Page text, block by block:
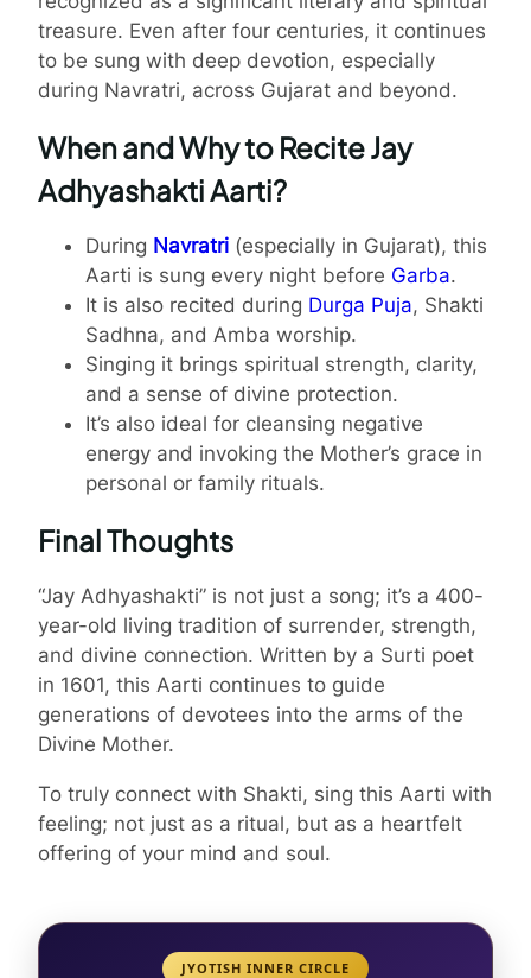
treasure. Even after four centuries, it continues
to be sung with deep devotion, especially
during Navratri, across Gujarat and beyond.
When and Why to Recite Jay
Adhyashakti Aarti?
During Navratri (especially in Gujarat), this
Aarti is sung every night before Garba.
It is also recited during Durga Puja, Shakti
Sadhna, and Amba worship.
Singing it brings spiritual strength, clarity,
and a sense of divine protection.
It’s also ideal for cleansing negative
energy and invoking the Mother’s grace in
personal or family rituals.
Final Thoughts
“Jay Adhyashakti” is not just a song; it’s a 400-
year-old living tradition of surrender, strength,
and divine connection. Written by a Surti poet
in 1601, this Aarti continues to guide
generations of devotees into the arms of the
Divine Mother.
To truly connect with Shakti, sing this Aarti with
feeling; not just as a ritual, but as a heartfelt
offering of your mind and soul.
JYOTISH INNER CIRCLE